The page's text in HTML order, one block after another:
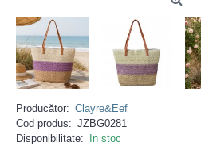
Producător: Clayre&Eef
Cod produs: JZBG0281
Disponibilitate:
In stoc